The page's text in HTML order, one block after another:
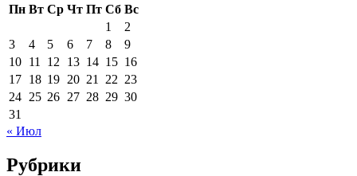
Пн Вт Ср Чт Пт Сб Вс
1
2
3
4 5 6 7 8
9
10 11 12 13 14 15 16
17 18 19 20 21 22 23
24 25 26 27 28 29 30
31
« Июл
Рубрики